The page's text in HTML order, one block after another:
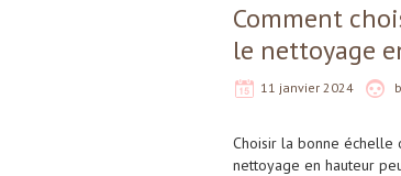
Comment
le nettoyage
11 janvier 2024
Choisir la bonne
nettoyage en hauteur